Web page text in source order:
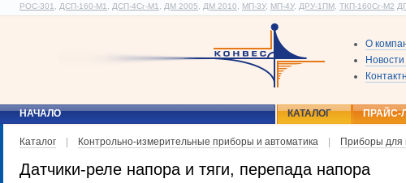
РОС-301 ДСП-160-М1 ДСП-4Сг-М1 ДМ 2005 ДМ 2010 МП-3У, МП-4У, ДРУ-1ПМ ТКП-160Сг-М2
О
НАЧАЛО КАТАЛОГ ПРАЙС-
Каталог Контрольно-измерительные приборы и автоматика Приборы для
Датчики-реле напора и тяги, перепада напора